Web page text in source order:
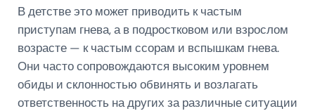
В детстве это может приводить к частым
приступам гнева, а в подростковом или взрослом
возрасте — к частым ссорам и вспышкам гнева.
Они часто сопровождаются высоким уровнем
обиды и склонностью обвинять и возлагать
ответственность на других за различные ситуации